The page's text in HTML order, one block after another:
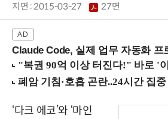
지면 :2015-03-27 27면
Claude Code, 실제 업무 자동화 프로젝트 구
‘다크 에코’와 ‘마인